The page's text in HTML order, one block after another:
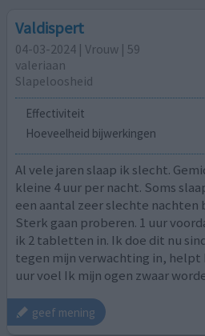
Valdispert
04-03-2024 | Vrouw | 59
valeriaan
Slapeloosheid
Effectiviteit
Hoeveelheid bijwerkingen
Al vele jaren slaap ik slecht.
kleine 4 uur per nacht. Soms
een aantal zeer slechte nachten
Sterk gaan proberen. 1 uur
ik 2 tabletten in. Ik doe dit nu
tegen mijn verwachting in, helpt
uur voel Ik mijn ogen zwaar
geef mening